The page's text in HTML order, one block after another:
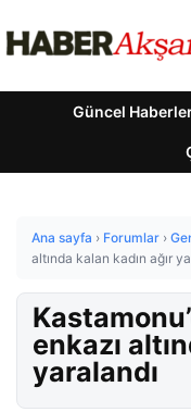
Güncel
Ana sayfa › Forumlar ›
altında kalan kadın ağır
enkazı
yaralandı